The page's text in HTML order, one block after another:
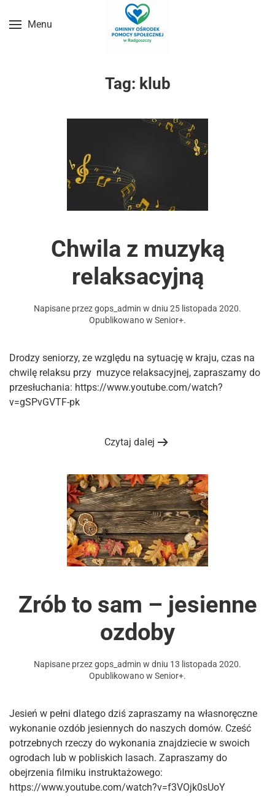
Przejdź do treści głównej
Menu
Tag: klub
Chwila z muzyką
relaksacyjną
Napisane przezgops_admin w dniu 25 listopada 2020.
Opublikowano w Senior+.
Drodzy seniorzy, ze względu na sytuację w kraju, czas na
chwilę relaksu przy muzyce relaksacyjnej, zapraszamy do
przesłuchania: https://www.youtube.com/watch?
v=gSPvGVTF-pk
Czytaj dalej
Zrób to sam – jesienne
ozdoby
Napisane przezgops_admin w dniu 13 listopada 2020.
Opublikowano w Senior+.
Jesień w pełni dlatego dziś zapraszamy na własnoręczne
wykonanie ozdób jesiennych do naszych domów. Cześć
potrzebnych rzeczy do wykonania znajdziecie w swoich
ogrodach lub w pobliskich lasach. Zapraszamy do
obejrzenia filmiku instruktażowego:
https://www.youtube.com/watch?v=f3VOjk0sUoY